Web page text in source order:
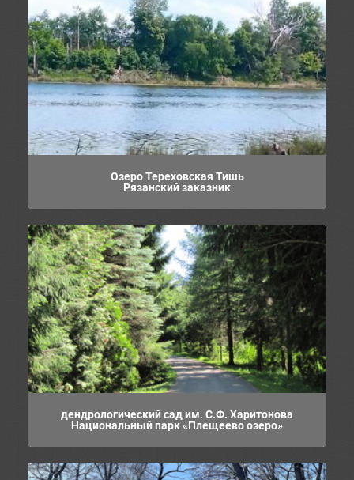
Озеро Тереховская Тишь
Рязанский заказник
дендрологический сад им. С.Ф. Харитонова
Национальный парк «Плещеево озеро»